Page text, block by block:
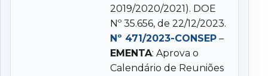
2019/2020/2021). DOE
Nº 35.656, de 22/12/2023.
Nº 471/2023-CONSEP –
EMENTA: Aprova o
Calendário de Reuniões